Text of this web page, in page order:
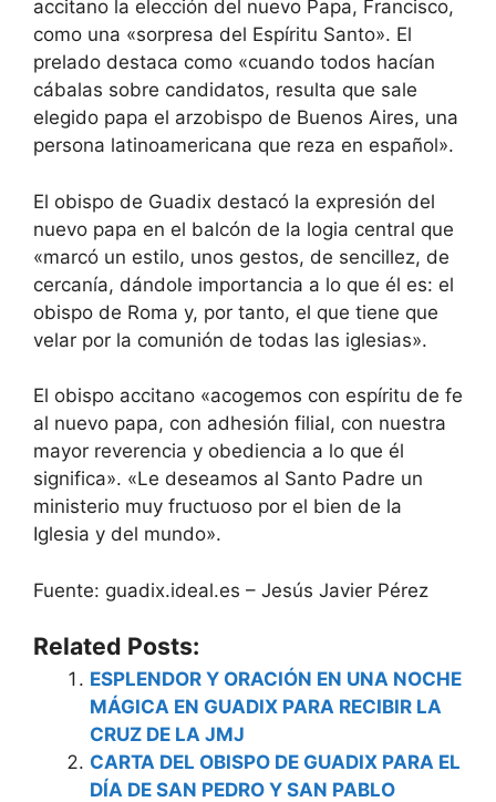
accitano la elección del nuevo Papa, Francisco,
como una «sorpresa del Espíritu Santo». El
prelado destaca como «cuando todos hacían
cábalas sobre candidatos, resulta que sale
elegido papa el arzobispo de Buenos Aires, una
persona latinoamericana que reza en español».
El obispo de Guadix destacó la expresión del
nuevo papa en el balcón de la logia central que
«marcó un estilo, unos gestos, de sencillez, de
cercanía, dándole importancia a lo que él es: el
obispo de Roma y, por tanto, el que tiene que
velar por la comunión de todas las iglesias».
El obispo accitano «acogemos con espíritu de fe
al nuevo papa, con adhesión filial, con nuestra
mayor reverencia y obediencia a lo que él
significa». «Le deseamos al Santo Padre un
ministerio muy fructuoso por el bien de la
Iglesia y del mundo».
Fuente: guadix.ideal.es – Jesús Javier Pérez
Related Posts:
ESPLENDOR Y ORACIÓN EN UNA NOCHE
MÁGICA EN GUADIX PARA RECIBIR LA
CRUZ DE LA JMJ
CARTA DEL OBISPO DE GUADIX PARA EL
DÍA DE SAN PEDRO Y SAN PABLO